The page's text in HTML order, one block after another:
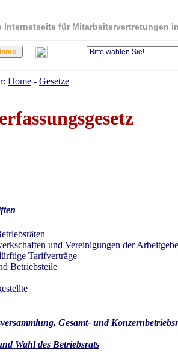
Internetseite für Mitarbeitervertretungen
Home - Gesetze
und Vereinigungen der
Tarifverträge
Betriebsteile
Gesamt- und
Wahl des Betriebsrats